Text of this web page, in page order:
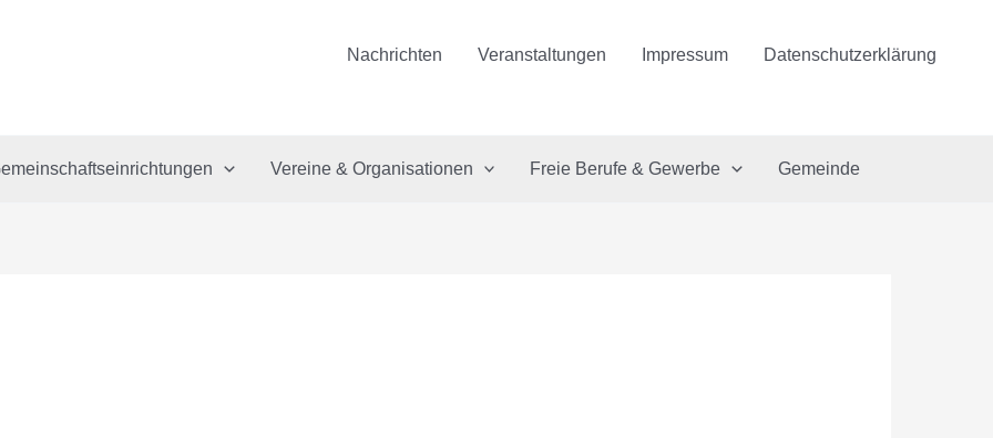
Nachrichten Veranstaltungen Impressum Datenschutzerklärung
Vereine & Organisationen Freie Berufe & Gewerbe Gemeinde